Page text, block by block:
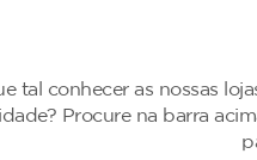
tal conhecer as nossas
Procure na barra